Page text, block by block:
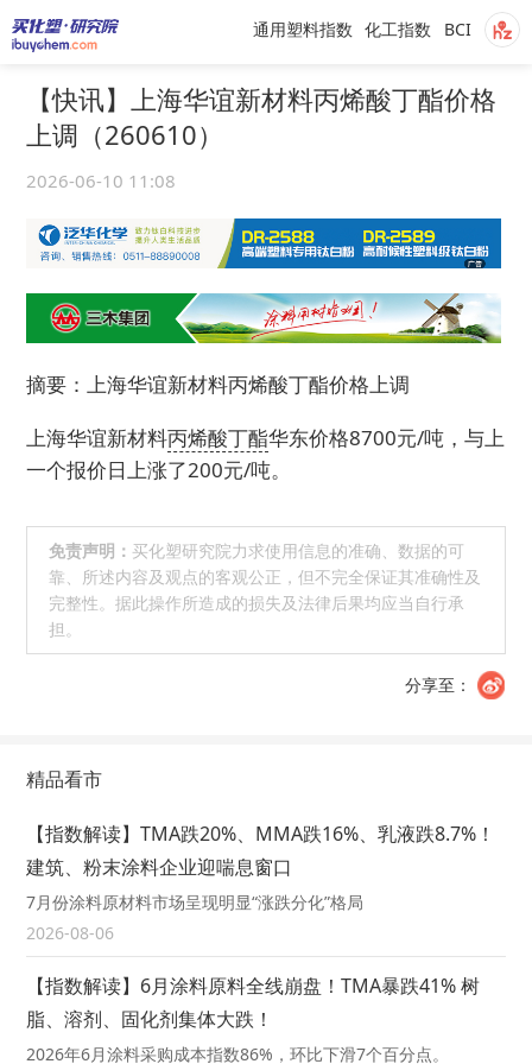
BCI
化工指数
通用塑料指数
【快讯】上海华谊新材料丙烯酸丁酯价格
上调（260610）
2026-06-10 11:08
摘要：上海华谊新材料丙烯酸丁酯价格上调
上海华谊新材料丙烯酸丁酯华东价格8700元/吨，与上
一个报价日上涨了200元/吨。
免责声明： 买化塑研究院力求使用信息的准确、数据的可
靠、所述内容及观点的客观公正，但不完全保证其准确性及
完整性。据此操作所造成的损失及法律后果均应当自行承
担。
分享至：
精品看市
【指数解读】TMA跌20%、MMA跌16%、乳液跌8.7%！
建筑、粉末涂料企业迎喘息窗口
7月份涂料原材料市场呈现明显“涨跌分化”格局
2026-08-06
【指数解读】6月涂料原料全线崩盘！TMA暴跌41% 树
脂、溶剂、固化剂集体大跌！
2026年6月涂料采购成本指数86%，环比下滑7个百分点。